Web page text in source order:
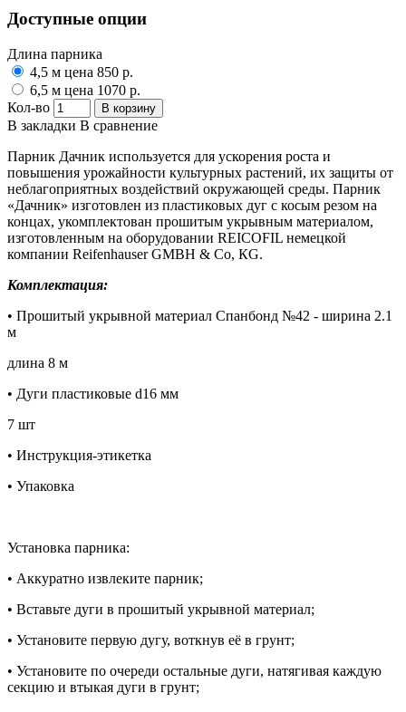
Доступные опции
Длина парника
4,5 м цена 850 р.
6,5 м цена 1070 р.
Кол-во
В корзину
В закладки В сравнение
Парник Дачник используется для ускорения роста и
повышения урожайности культурных растений, их защиты от
неблагоприятных воздействий окружающей среды. Парник
«Дачник» изготовлен из пластиковых дуг с косым резом на
концах, укомплектован прошитым укрывным материалом,
изготовленным на оборудовании REICOFIL немецкой
компании Reifenhauser GMBH & Со, КG.
Комплектация:
• Прошитый укрывной материал Спанбонд №42 - ширина 2.1
м
длина 8 м
• Дуги пластиковые d16 мм
7 шт
• Инструкция-этикетка
• Упаковка
Установка парника:
• Аккуратно извлеките парник;
• Вставьте дуги в прошитый укрывной материал;
• Установите первую дугу, воткнув её в грунт;
• Установите по очереди остальные дуги, натягивая каждую
секцию и втыкая дуги в грунт;